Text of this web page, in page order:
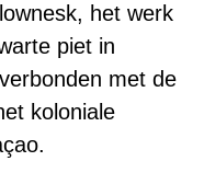
het werk
piet in
met de
koloniale